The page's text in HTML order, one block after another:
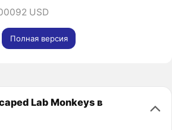
USD
Полная версия
Lab Monkeys в